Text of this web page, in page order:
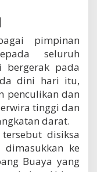
pimpinan
seluruh
bergerak pada
dini hari itu,
penculikan dan
tinggi dan
darat.
disiksa
ke
Buaya yang